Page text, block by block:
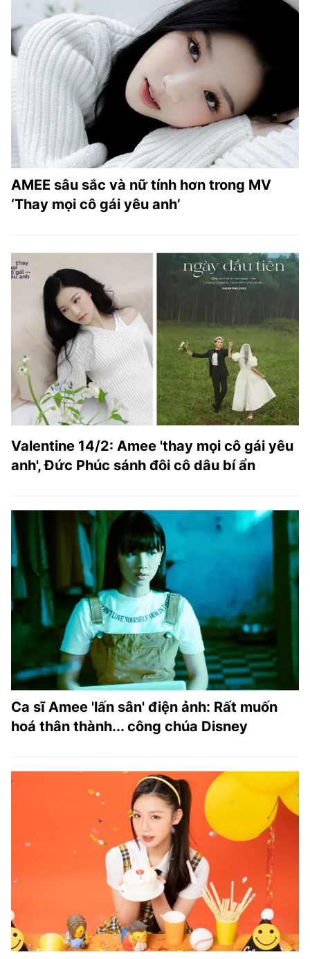
AMEE sâu sắc và nữ tính hơn trong MV
‘Thay mọi cô gái yêu anh’
Valentine 14/2: Amee 'thay mọi cô gái yêu
anh', Đức Phúc sánh đôi cô dâu bí ẩn
Ca sĩ Amee 'lấn sân' điện ảnh: Rất muốn
hoá thân thành... công chúa Disney